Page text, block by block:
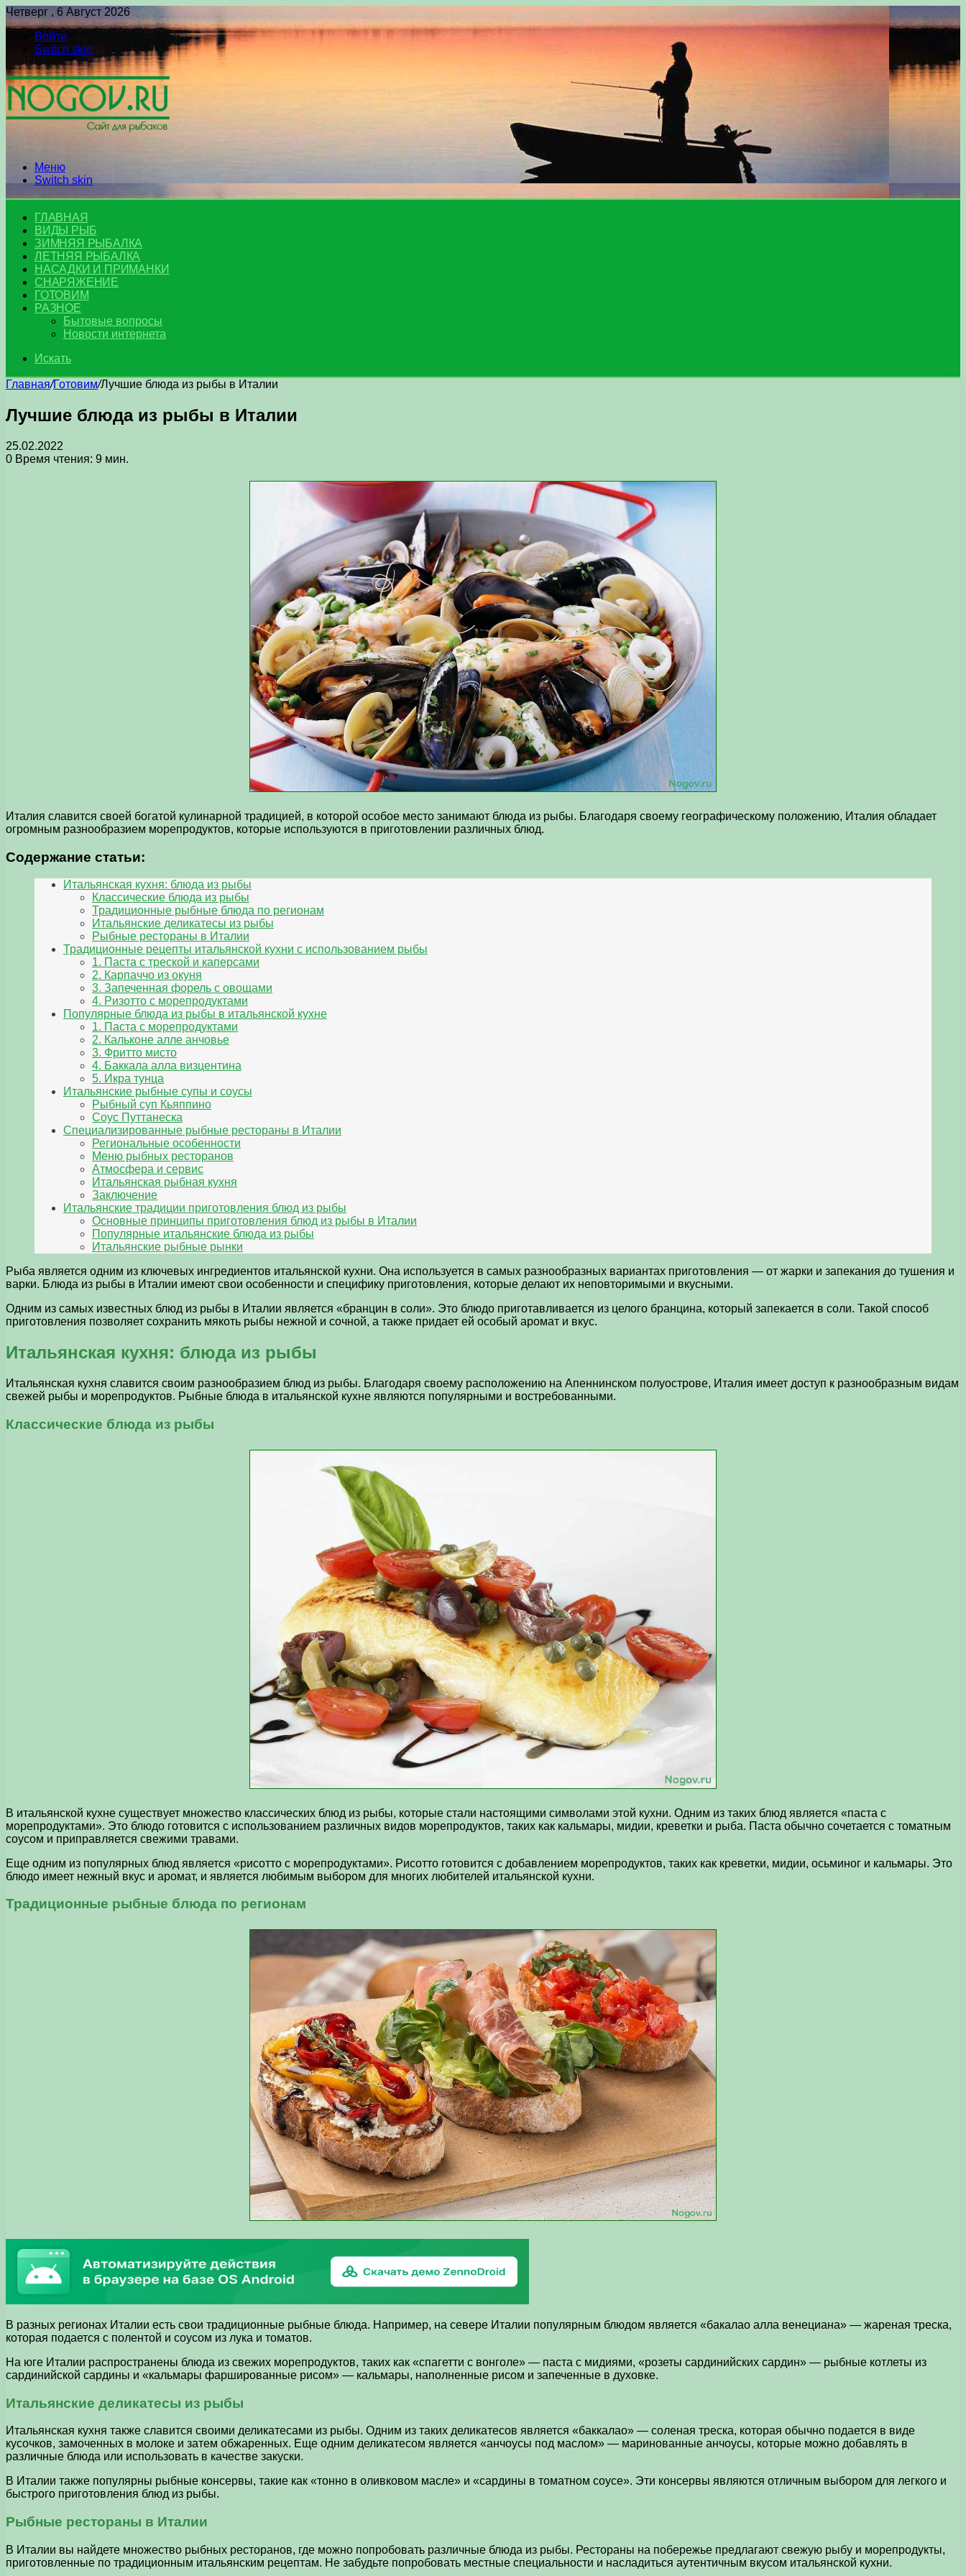
Четверг , 6 Август 2026
Войти
Switch skin
Меню
Switch skin
ГЛАВНАЯ
ВИДЫ РЫБ
ЗИМНЯЯ РЫБАЛКА
ЛЕТНЯЯ РЫБАЛКА
НАСАДКИ И ПРИМАНКИ
СНАРЯЖЕНИЕ
ГОТОВИМ
РАЗНОЕ
Бытовые вопросы
Новости интернета
Искать
Главная/Готовим/Лучшие блюда из рыбы в Италии
Лучшие блюда из рыбы в Италии
25.02.2022
0 Время чтения: 9 мин.
Италия славится своей богатой кулинарной традицией, в которой особое место занимают блюда из рыбы. Благодаря своему географическому положению, Италия обладает
огромным разнообразием морепродуктов, которые используются в приготовлении различных блюд.
Содержание статьи:
Итальянская кухня: блюда из рыбы
Классические блюда из рыбы
Традиционные рыбные блюда по регионам
Итальянские деликатесы из рыбы
Рыбные рестораны в Италии
Традиционные рецепты итальянской кухни с использованием рыбы
1. Паста с треской и каперсами
2. Карпаччо из окуня
3. Запеченная форель с овощами
4. Ризотто с морепродуктами
Популярные блюда из рыбы в итальянской кухне
1. Паста с морепродуктами
2. Кальконе алле анчовье
3. Фритто мисто
4. Баккала алла визцентина
5. Икра тунца
Итальянские рыбные супы и соусы
Рыбный суп Кьяппино
Соус Путтанеска
Специализированные рыбные рестораны в Италии
Региональные особенности
Меню рыбных ресторанов
Атмосфера и сервис
Итальянская рыбная кухня
Заключение
Итальянские традиции приготовления блюд из рыбы
Основные принципы приготовления блюд из рыбы в Италии
Популярные итальянские блюда из рыбы
Итальянские рыбные рынки
Рыба является одним из ключевых ингредиентов итальянской кухни. Она используется в самых разнообразных вариантах приготовления — от жарки и запекания до тушения и
варки. Блюда из рыбы в Италии имеют свои особенности и специфику приготовления, которые делают их неповторимыми и вкусными.
Одним из самых известных блюд из рыбы в Италии является «бранцин в соли». Это блюдо приготавливается из целого бранцина, который запекается в соли. Такой способ
приготовления позволяет сохранить мякоть рыбы нежной и сочной, а также придает ей особый аромат и вкус.
Итальянская кухня: блюда из рыбы
Итальянская кухня славится своим разнообразием блюд из рыбы. Благодаря своему расположению на Апеннинском полуострове, Италия имеет доступ к разнообразным видам
свежей рыбы и морепродуктов. Рыбные блюда в итальянской кухне являются популярными и востребованными.
Классические блюда из рыбы
В итальянской кухне существует множество классических блюд из рыбы, которые стали настоящими символами этой кухни. Одним из таких блюд является «паста с
морепродуктами». Это блюдо готовится с использованием различных видов морепродуктов, таких как кальмары, мидии, креветки и рыба. Паста обычно сочетается с томатным
соусом и приправляется свежими травами.
Еще одним из популярных блюд является «рисотто с морепродуктами». Рисотто готовится с добавлением морепродуктов, таких как креветки, мидии, осьминог и кальмары. Это
блюдо имеет нежный вкус и аромат, и является любимым выбором для многих любителей итальянской кухни.
Традиционные рыбные блюда по регионам
В разных регионах Италии есть свои традиционные рыбные блюда. Например, на севере Италии популярным блюдом является «бакалао алла венециана» — жареная треска,
которая подается с полентой и соусом из лука и томатов.
На юге Италии распространены блюда из свежих морепродуктов, таких как «спагетти с вонголе» — паста с мидиями, «розеты сардинийских сардин» — рыбные котлеты из
сардинийской сардины и «кальмары фаршированные рисом» — кальмары, наполненные рисом и запеченные в духовке.
Итальянские деликатесы из рыбы
Итальянская кухня также славится своими деликатесами из рыбы. Одним из таких деликатесов является «баккалао» — соленая треска, которая обычно подается в виде
кусочков, замоченных в молоке и затем обжаренных. Еще одним деликатесом является «анчоусы под маслом» — маринованные анчоусы, которые можно добавлять в
различные блюда или использовать в качестве закуски.
В Италии также популярны рыбные консервы, такие как «тонно в оливковом масле» и «сардины в томатном соусе». Эти консервы являются отличным выбором для легкого и
быстрого приготовления блюд из рыбы.
Рыбные рестораны в Италии
В Италии вы найдете множество рыбных ресторанов, где можно попробовать различные блюда из рыбы. Рестораны на побережье предлагают свежую рыбу и морепродукты,
приготовленные по традиционным итальянским рецептам. Не забудьте попробовать местные специальности и насладиться аутентичным вкусом итальянской кухни.